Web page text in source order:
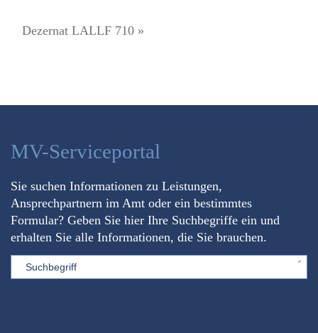
Dezernat LALLF 710 »
MV-Serviceportal
Sie suchen Informationen zu Leistungen,
Ansprechpartnern im Amt oder ein bestimmtes
Formular? Geben Sie hier Ihre Suchbegriffe ein und
erhalten Sie alle Informationen, die Sie brauchen.
Sword